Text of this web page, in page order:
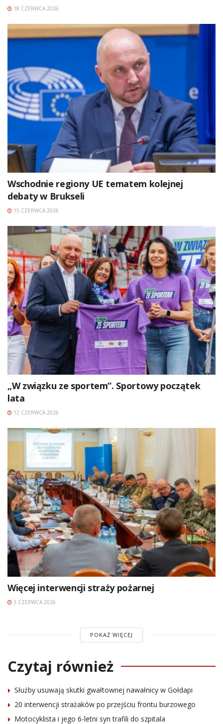
18 CZERWCA 2026
Wschodnie regiony UE tematem kolejnej
debaty w Brukseli
15 CZERWCA 2026
„W związku ze sportem”. Sportowy początek
lata
12 CZERWCA 2026
Więcej interwencji straży pożarnej
3 CZERWCA 2026
POKAŻ WIĘCEJ
Czytaj również
Służby usuwają skutki gwałtownej nawałnicy w Gołdapi
20 interwencji strażaków po przejściu frontu burzowego
Motocyklista i jego 6-letni syn trafili do szpitala